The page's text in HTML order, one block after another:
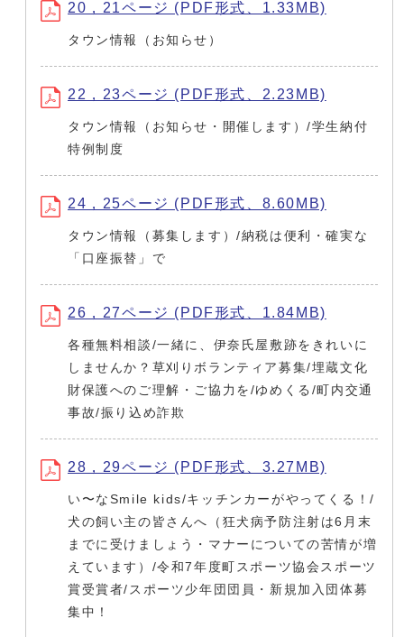
20，21ページ (PDF形式、1.33MB)
タウン情報（お知らせ）
22，23ページ (PDF形式、2.23MB)
タウン情報（お知らせ・開催します）/学生納付
特例制度
24，25ページ (PDF形式、8.60MB)
タウン情報（募集します）/納税は便利・確実な
「口座振替」で
26，27ページ (PDF形式、1.84MB)
各種無料相談/一緒に、伊奈氏屋敷跡をきれいに
しませんか？草刈りボランティア募集/埋蔵文化
財保護へのご理解・ご協力を/ゆめくる/町内交通
事故/振り込め詐欺
28，29ページ (PDF形式、3.27MB)
い〜なSmile kids/キッチンカーがやってくる！/
犬の飼い主の皆さんへ（狂犬病予防注射は6月末
までに受けましょう・マナーについての苦情が増
えています）/令和7年度町スポーツ協会スポーツ
賞受賞者/スポーツ少年団団員・新規加入団体募
集中！